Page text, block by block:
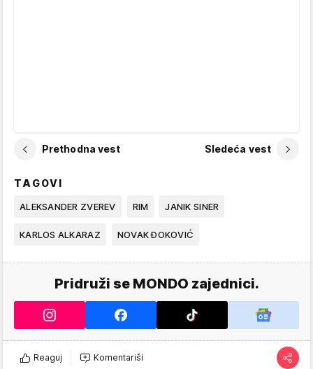
Prethodna vest Sledeća vest
TAGOVI
ALEKSANDER ZVEREV RIM JANIK SINER
KARLOS ALKARAZ NOVAK ĐOKOVIĆ
Pridruži se MONDO zajednici.
Reaguj Komentariši